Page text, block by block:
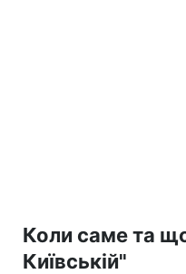
Коли саме та
Київській"